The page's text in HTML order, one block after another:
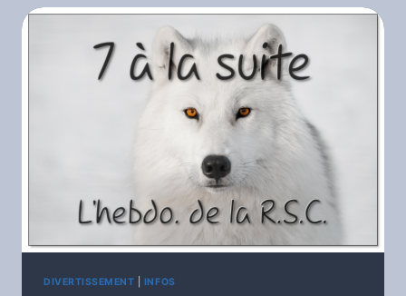
VIEUX
DIVERTISSEMENT INFOS